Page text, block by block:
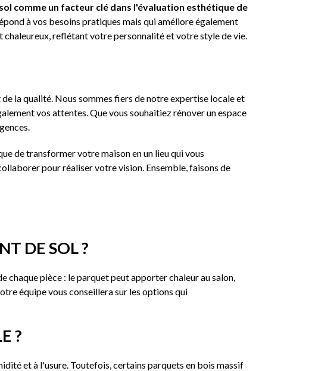
comme un facteur clé dans l'évaluation esthétique de
à vos besoins pratiques mais qui améliore également
reflétant votre personnalité et votre style de vie.
la qualité. Nous sommes fiers de notre expertise locale et
vos attentes. Que vous souhaitiez rénover un espace
de transformer votre maison en un lieu qui vous
pour réaliser votre vision. Ensemble, faisons de
DE SOL ?
chaque pièce : le parquet peut apporter chaleur au salon,
équipe vous conseillera sur les options qui
?
et à l'usure. Toutefois, certains parquets en bois massif